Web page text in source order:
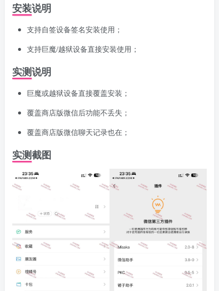
安装说明
支持自签设备签名安装使用；
支持巨魔/越狱设备直接安装使用；
实测说明
巨魔或越狱设备直接覆盖安装；
覆盖商店版微信后功能不丢失；
覆盖商店版微信聊天记录也在；
实测截图